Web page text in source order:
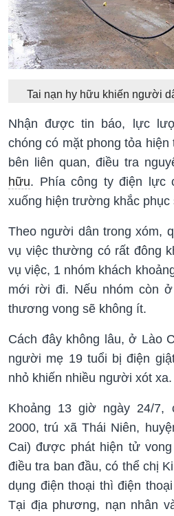
Tai nạn hy hữu khiến người
Nhận được tin báo, lực
chóng có mặt phong tỏa
bên liên quan, điều tra
hữu. Phía công ty điện lực
xuống hiện trường khắc phục
Theo người dân trong xóm,
vụ việc thường có rất đông
vụ việc, 1 nhóm khách
mới rời đi. Nếu nhóm còn
thương vong sẽ không ít.
Cách đây không lâu, ở Lào
người mẹ 19 tuổi bị điện
nhỏ khiến nhiều người xót xa.
Khoảng 13 giờ ngày 24/7,
2000, trú xã Thái Niên,
Cai) được phát hiện tử
điều tra ban đầu, có thể chị
dụng điện thoại thì điện
Tại địa phương, nạn nhân